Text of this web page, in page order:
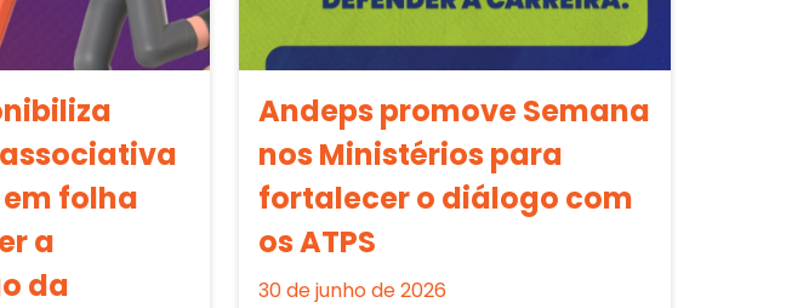
folha
a
da
Andeps promove Semana
nos Ministérios para
fortalecer o diálogo com
os ATPS
30 de junho de 2026